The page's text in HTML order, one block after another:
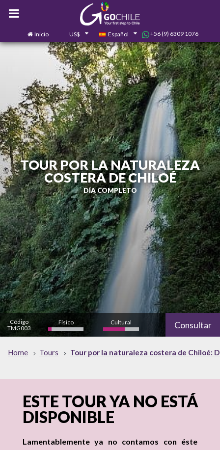
Inicio US$ Español +56 (9) 6309 1076
Contáctanos 0
TOUR POR LA NATURALEZA
COSTERA DE CHILOÉ
DÍA COMPLETO
Código
TMG003
Físico
bajo
Cultural Consultar
Home Tours Tour por la naturaleza costera de Chiloé:
ESTE TOUR YA NO ESTÁ
DISPONIBLE
Lamentablemente ya no contamos con éste